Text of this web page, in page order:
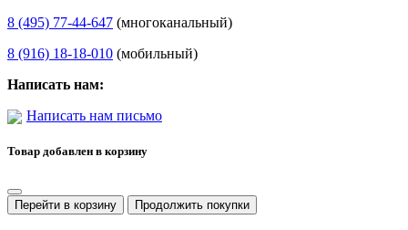
8 (495) 77-44-647 (многоканальный)
8 (916) 18-18-010 (мобильный)
Написать нам:
Написать нам письмо
Товар добавлен в корзину
Перейти в корзину Продолжить покупки